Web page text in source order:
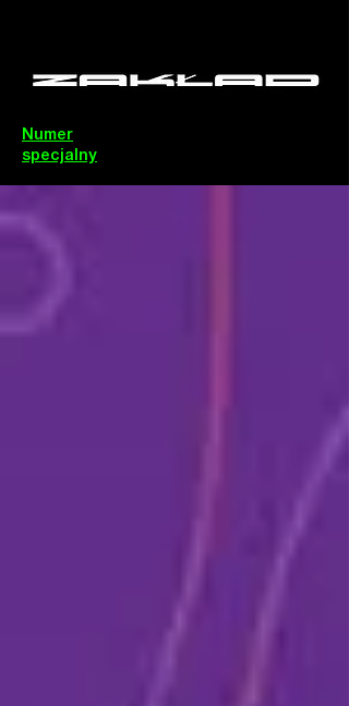
Numer
specjalny